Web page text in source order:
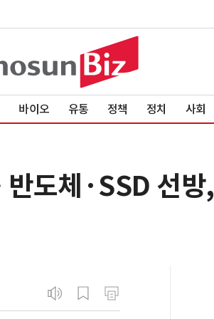
바이오 유통 정책 정치 사회
도체·SSD 선방